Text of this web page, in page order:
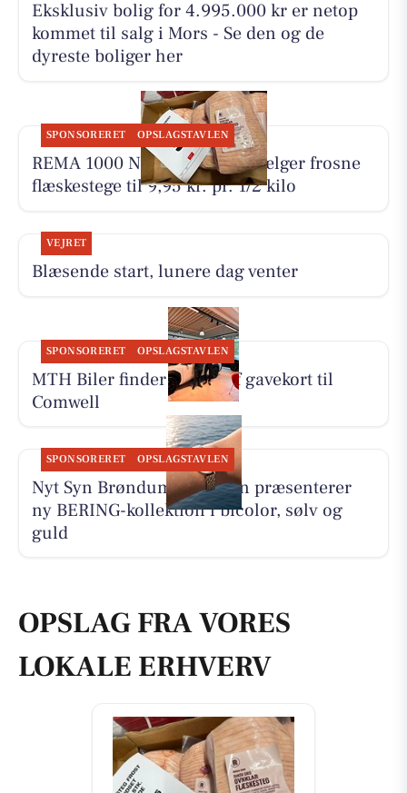
Eksklusiv bolig for 4.995.000 kr er netop
kommet til salg i Mors - Se den og de
dyreste boliger her
SPONSORERET OPSLAGSTAVLEN
REMA 1000 Nykøbing Mors sælger frosne
flæskestege til 9,95 kr. pr. 1/2 kilo
VEJRET
Blæsende start, lunere dag venter
SPONSORERET OPSLAGSTAVLEN
MTH Biler finder vinder af gavekort til
Comwell
SPONSORERET OPSLAGSTAVLEN
Nyt Syn Brøndum Jeppesen præsenterer
ny BERING-kollektion i bicolor, sølv og
guld
OPSLAG FRA VORES
LOKALE ERHVERV